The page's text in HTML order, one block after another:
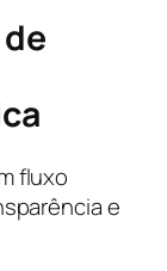
fluxo
e